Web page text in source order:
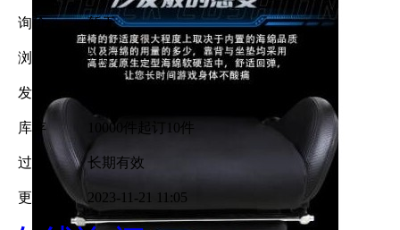
询价 暂无
浏览 7109
发货
库存 10000件 起订10件
过期 长期有效
更新 2023-11-21 11:05